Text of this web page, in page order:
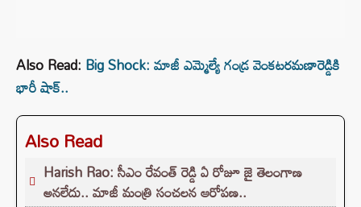
Also Read: Big Shock: మాజీ ఎమ్మెల్యే గండ్ర వెంకటరమణారెడ్డికి
భారీ షాక్..
Also Read
Harish Rao: సీఎం రేవంత్ రెడ్డి ఏ రోజూ జై తెలంగాణ
అనలేదు.. మాజీ మంత్రి సంచలన ఆరోపణ..